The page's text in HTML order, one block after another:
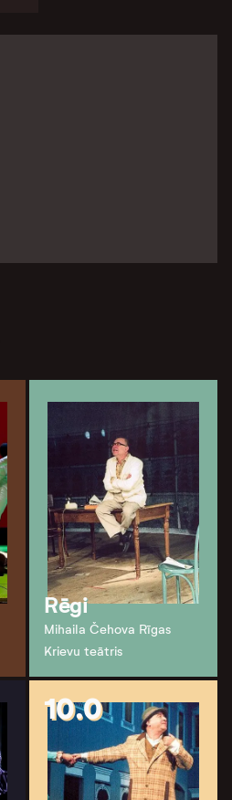
Rēgi
Mihaila Čehova Rīgas
Krievu teātris
10.0